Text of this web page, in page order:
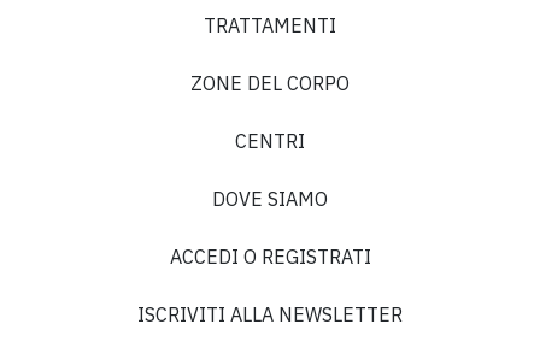
TRATTAMENTI
ZONE DEL CORPO
CENTRI
DOVE SIAMO
ACCEDI O REGISTRATI
ISCRIVITI ALLA NEWSLETTER